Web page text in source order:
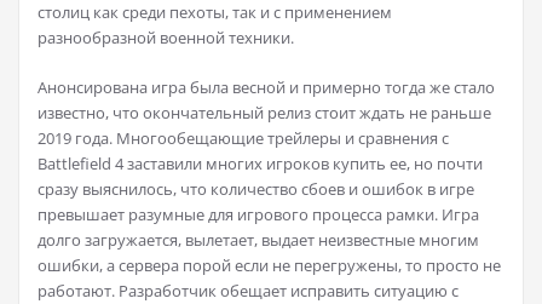
столиц как среди пехоты, так и с применением
разнообразной военной техники.
Анонсирована игра была весной и примерно тогда же стало
известно, что окончательный релиз стоит ждать не раньше
2019 года. Многообещающие трейлеры и сравнения с
Battlefield 4 заставили многих игроков купить ее, но почти
сразу выяснилось, что количество сбоев и ошибок в игре
превышает разумные для игрового процесса рамки. Игра
долго загружается, вылетает, выдает неизвестные многим
ошибки, а сервера порой если не перегружены, то просто не
работают. Разработчик обещает исправить ситуацию с